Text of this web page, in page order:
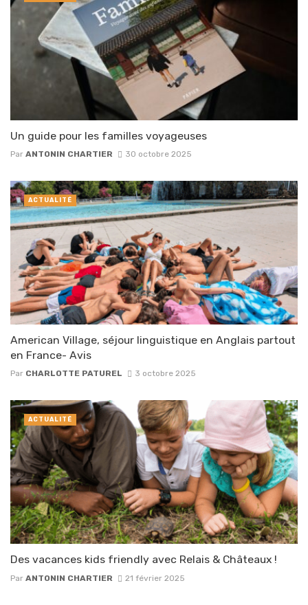
Un guide pour les familles voyageuses
Par ANTONIN CHARTIER 30 octobre 2025
American Village, séjour linguistique en Anglais partout
en France- Avis
Par CHARLOTTE PATUREL 3 octobre 2025
ACTUALITÉ
Des vacances kids friendly avec Relais & Châteaux !
Par ANTONIN CHARTIER 21 février 2025
ACTUALITÉ